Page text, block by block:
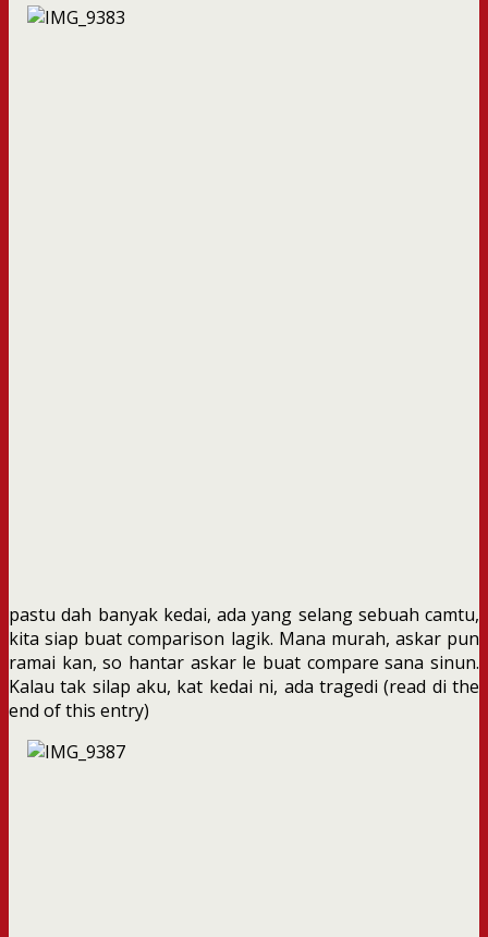
pastu dah banyak kedai, ada yang selang sebuah camtu,
kita siap buat comparison lagik. Mana murah, askar pun
ramai kan, so hantar askar le buat compare sana sinun.
Kalau tak silap aku, kat kedai ni, ada tragedi (read di the
end of this entry)